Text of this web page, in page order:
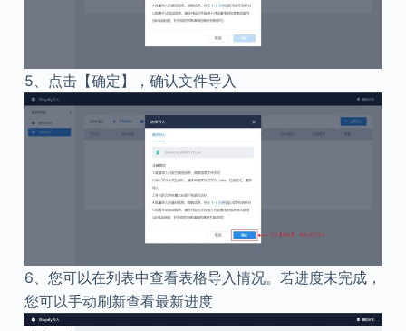
5、 点击【确定】，确认文件导入
6、 您可以在列表中查看表格导入情况。若进度未完成，
您可以手动刷新查看最新进度